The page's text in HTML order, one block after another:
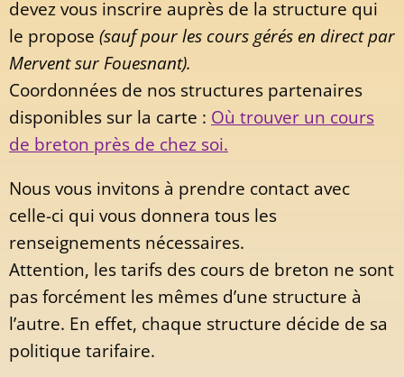
devez vous inscrire auprès de la structure qui
le propose (sauf pour les cours gérés en direct par
Mervent sur Fouesnant).
Coordonnées de nos structures partenaires
disponibles sur la carte : Où trouver un cours
de breton près de chez soi.
Nous vous invitons à prendre contact avec
celle-ci qui vous donnera tous les
renseignements nécessaires.
Attention, les tarifs des cours de breton ne sont
pas forcément les mêmes d’une structure à
l’autre. En effet, chaque structure décide de sa
politique tarifaire.